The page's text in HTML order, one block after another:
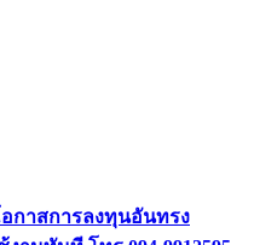
กาสการลงทุนอันทรง